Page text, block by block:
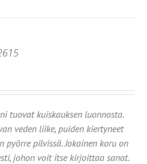
tuovat kuiskauksen luonnosta.
veden liike, puiden kiertyneet
pyörre pilvissä. Jokainen koru on
johon voit itse kirjoittaa sanat.